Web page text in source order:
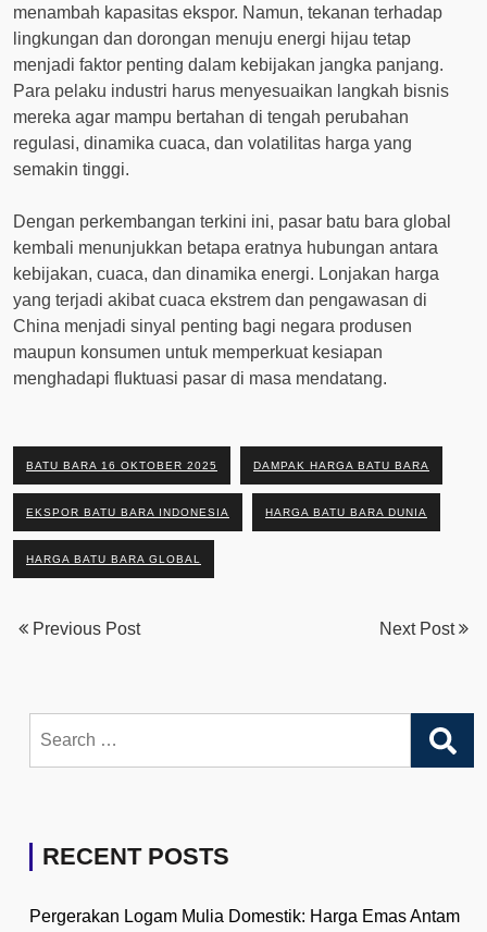
menambah kapasitas ekspor. Namun, tekanan terhadap
lingkungan dan dorongan menuju energi hijau tetap
menjadi faktor penting dalam kebijakan jangka panjang.
Para pelaku industri harus menyesuaikan langkah bisnis
mereka agar mampu bertahan di tengah perubahan
regulasi, dinamika cuaca, dan volatilitas harga yang
semakin tinggi.
Dengan perkembangan terkini ini, pasar batu bara global
kembali menunjukkan betapa eratnya hubungan antara
kebijakan, cuaca, dan dinamika energi. Lonjakan harga
yang terjadi akibat cuaca ekstrem dan pengawasan di
China menjadi sinyal penting bagi negara produsen
maupun konsumen untuk memperkuat kesiapan
menghadapi fluktuasi pasar di masa mendatang.
BATU BARA 16 OKTOBER 2025 DAMPAK HARGA BATU BARA
EKSPOR BATU BARA INDONESIA HARGA BATU BARA DUNIA
HARGA BATU BARA GLOBAL
Previous Post Next Post
for:
RECENT POSTS
Pergerakan Logam Mulia Domestik: Harga Emas Antam